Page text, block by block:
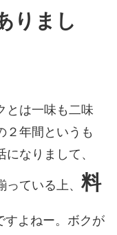
りまし
とは一味も二味
２年間というも
なりまして、
ている上、 料
すよねー。ボクが